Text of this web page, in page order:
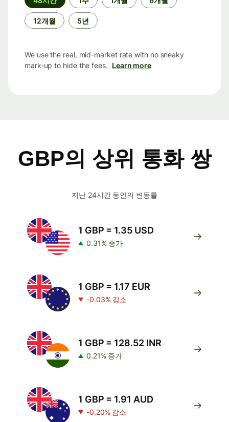
간
12개월 5년
We use the real, mid-market rate with no sneaky
mark-up to hide the fees. Learn more
GBP의 상위 통화 쌍
지난 24시간 동안의 변동률
1 GBP = 1.35 USD
0.31% 증가
1 GBP = 1.17 EUR
-0.03% 감소
1 GBP = 128.52 INR
0.21% 증가
1 GBP = 1.91 AUD
-0.20% 감소